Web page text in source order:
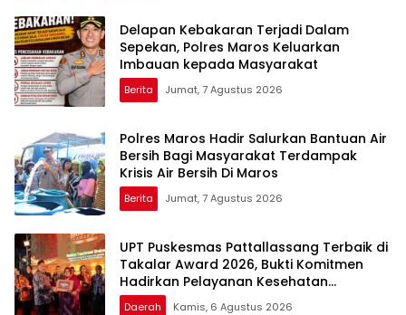
Delapan Kebakaran Terjadi Dalam
Sepekan, Polres Maros Keluarkan
Imbauan kepada Masyarakat
Berita Jumat, 7 Agustus 2026
Polres Maros Hadir Salurkan Bantuan Air
Bersih Bagi Masyarakat Terdampak
Krisis Air Bersih Di Maros
Berita Jumat, 7 Agustus 2026
UPT Puskesmas Pattallassang Terbaik di
Takalar Award 2026, Bukti Komitmen
Hadirkan Pelayanan Kesehatan
Berkualitas
Daerah Kamis, 6 Agustus 2026